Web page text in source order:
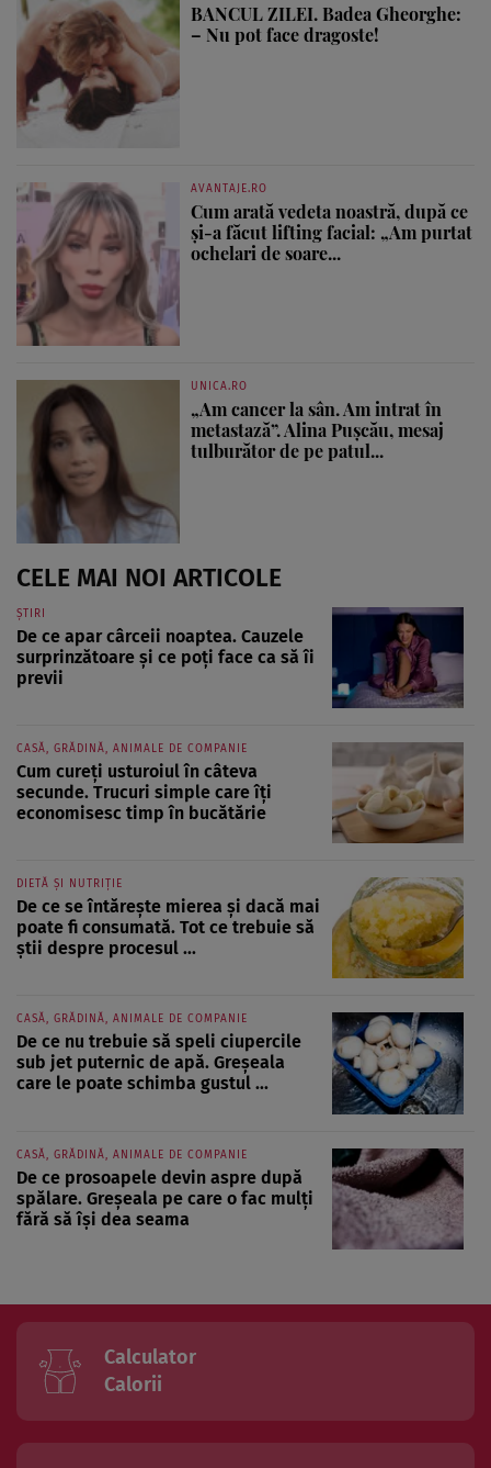
BANCUL ZILEI. Badea Gheorghe:
– Nu pot face dragoste!
AVANTAJE.RO
Cum arată vedeta noastră, după ce
și-a făcut lifting facial: „Am purtat
ochelari de soare...
UNICA.RO
„Am cancer la sân. Am intrat în
metastază”. Alina Pușcău, mesaj
tulburător de pe patul...
CELE MAI NOI ARTICOLE
ȘTIRI
De ce apar cârceii noaptea. Cauzele
surprinzătoare și ce poți face ca să îi
previi
CASĂ, GRĂDINĂ, ANIMALE DE COMPANIE
Cum cureți usturoiul în câteva
secunde. Trucuri simple care îți
economisesc timp în bucătărie
DIETĂ ȘI NUTRIȚIE
De ce se întărește mierea și dacă mai
poate fi consumată. Tot ce trebuie să
știi despre procesul ...
CASĂ, GRĂDINĂ, ANIMALE DE COMPANIE
De ce nu trebuie să speli ciupercile
sub jet puternic de apă. Greșeala
care le poate schimba gustul ...
CASĂ, GRĂDINĂ, ANIMALE DE COMPANIE
De ce prosoapele devin aspre după
spălare. Greșeala pe care o fac mulți
fără să își dea seama
Calculator
Calorii